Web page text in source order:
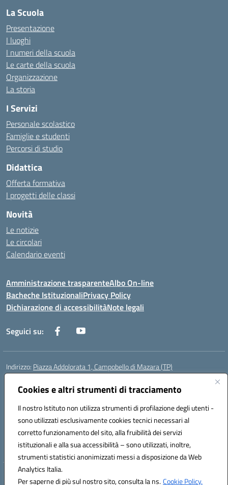
Cookies e altri strumenti di tracciamento
Il nostro Istituto non utilizza strumenti di profilazione degli utenti -
sono utilizzati esclusivamente cookies tecnici necessari al
corretto funzionamento del sito, alla fruibilità dei servizi
istituzionali e alla sua accessibilità – sono utilizzati, inoltre,
strumenti statistici anonimizzati messi a disposizione da Web
Analytics Italia.
Per saperne di più sul nostro sito, consulta la ns.Cookie Policy.
La Scuola
Presentazione
I luoghi
I numeri della scuola
Le carte della scuola
Organizzazione
La storia
I Servizi
Personale scolastico
Famiglie e studenti
Percorsi di studio
Didattica
Offerta formativa
I progetti delle classi
Novità
Le notizie
Le circolari
Calendario eventi
Amministrazione trasparenteAlbo On-line
Bacheche IstituzionaliPrivacy Policy
Dichiarazione di accessibilitàNote legali
Seguici su:
Indirizzo: Piazza Addolorata 1, Campobello di Mazara (TP)
Centralino:
Posta elettronica certificata (PEC):tpic81800e@pec.istruzione.it
Codice fiscale: 81000910810
Codice meccanografico:TPIC81800E
Codice Indice delle Pubbliche Amministrazioni (IPA): istsc_tpic81800e
Codice unico di fatturazione (CUF): BAFXZG
Hosting & Powered by 3D Solution S.r.l.